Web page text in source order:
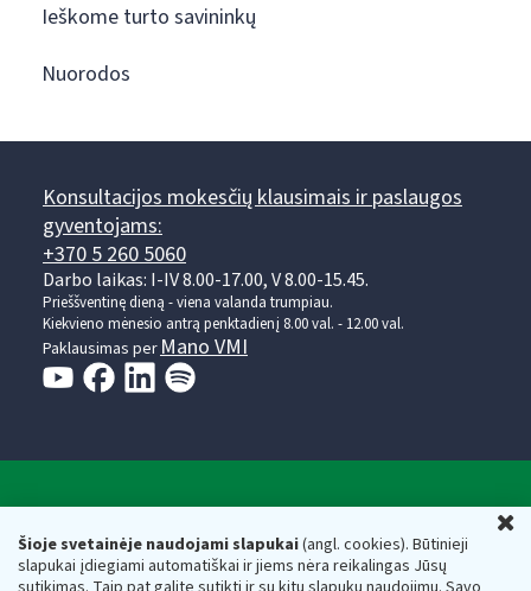
Šioje svetainėje naudojami slapukai(angl. cookies). Būtinieji
slapukai įdiegiami automatiškai ir jiems nėra reikalingas Jūsų
Ieškome turto savininkų
Nuorodos
Konsultacijos mokesčių klausimais ir paslaugos
gyventojams:
+370 5 260 5060
Darbo laikas: I-IV 8.00-17.00, V 8.00-15.45.
Prieššventinę dieną - viena valanda trumpiau.
Kiekvieno mėnesio antrą penktadienį 8.00 val. - 12.00 val.
Paklausimas per Mano VMI
Respublikos finansų ministerijos
Biudžetinė įstaiga. Juridinio asmens kodas — 188659752,